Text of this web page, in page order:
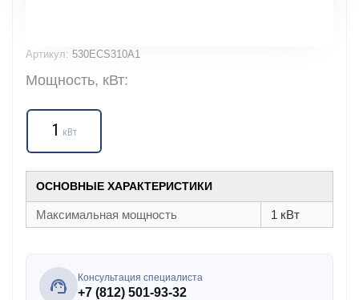
Артикул: 530ECS310A1
Мощность, кВт:
1 кВт
ОСНОВНЫЕ ХАРАКТЕРИСТИКИ
Максимальная мощность 1 кВт
Консультация специалиста
+7 (812) 501-93-32